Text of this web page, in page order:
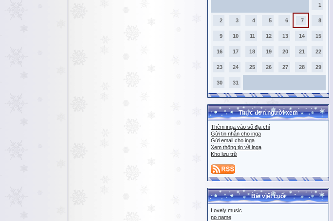
1
2 3 4 5 6 7 8
9 10 11 12 13 14 15
16 17 18 19 20 21 22
23 24 25 26 27 28 29
30 31
Thực đơn người xem
Thêm inga vào sổ địa chỉ
Gửi tin nhắn cho inga
Gửi email cho inga
Xem thông tin về inga
Kho lưu trữ
Bài viết cuối
Lovely music
no name